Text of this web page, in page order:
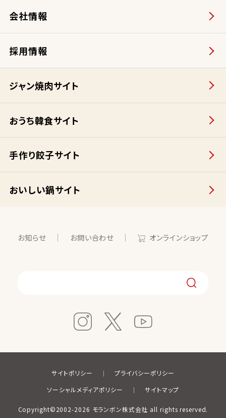
会社情報
採用情報
ジャン焼肉サイト
おうち韓食サイト
手作り餃子サイト
おいしい鍋サイト
お知らせ お問い合わせ オンラインショップ
Copyright©2002-2026 モランボン株式会社 all rights reserved.
サイトポリシー
プライバシーポリシー
ソーシャルメディアポリシー
サイトマップ